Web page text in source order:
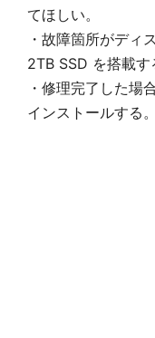
てほしい。
・故障箇所がディ
2TB SSD を搭載す
・修理完了した場合
インストールする。